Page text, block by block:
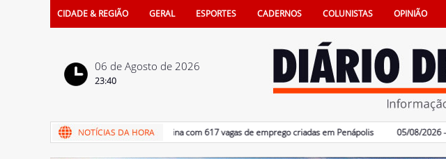
CIDADE & REGIÃO GERAL ESPORTES CADERNOS COLUNISTAS OPINIÃO
06 de Agosto de 2026
23:40
06/08/2026 - Semestre termina com 617 vagas de emprego criadas em Penápolis 05/08/2026 -